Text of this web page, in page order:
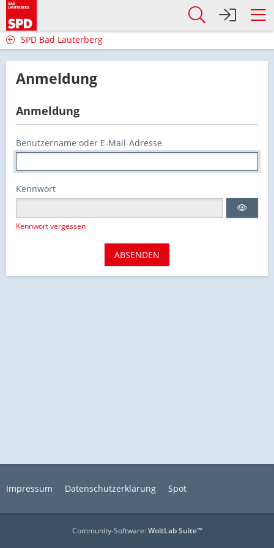
SPD Bad Lauterberg
Anmeldung
Anmeldung
Benutzername oder E-Mail-Adresse
Kennwort
Kennwort vergessen
Impressum Datenschutzerklärung Spot
Community-Software:WoltLab Suite™